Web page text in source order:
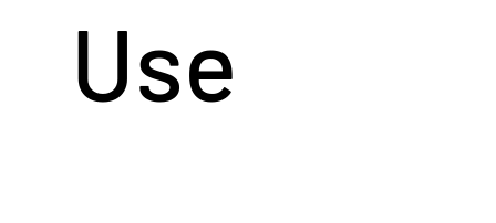
Use